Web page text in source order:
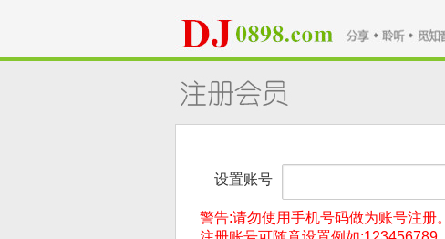
设置账号
警告:请勿使用手机号码做为账号注册。